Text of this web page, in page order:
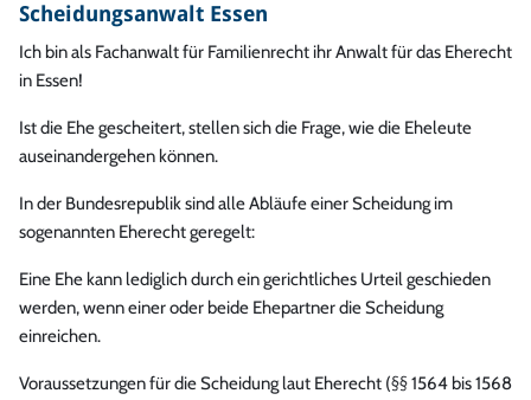
Scheidungsanwalt Essen
Ich bin als Fachanwalt für Familienrecht ihr Anwalt für das Eherecht
in Essen!
Ist die Ehe gescheitert, stellen sich die Frage, wie die Eheleute
auseinandergehen können.
In der Bundesrepublik sind alle Abläufe einer Scheidung im
sogenannten Eherecht geregelt:
Eine Ehe kann lediglich durch ein gerichtliches Urteil geschieden
werden, wenn einer oder beide Ehepartner die Scheidung
einreichen.
Voraussetzungen für die Scheidung laut Eherecht (§§ 1564 bis 1568